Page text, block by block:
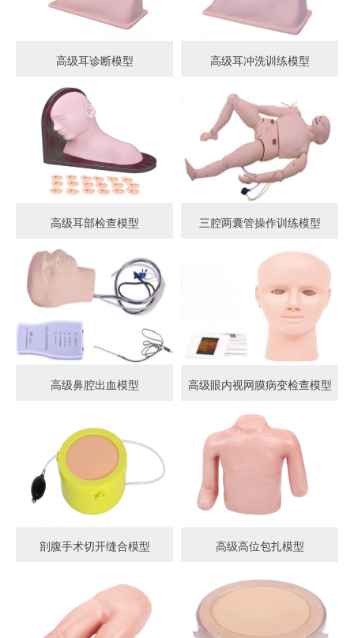
高级耳诊断模型 高级耳冲洗训练模型
高级耳部检查模型 三腔两囊管操作训练模型
高级鼻腔出血模型 高级眼内视网膜病变检查模型
剖腹手术切开缝合模型 高级高位包扎模型